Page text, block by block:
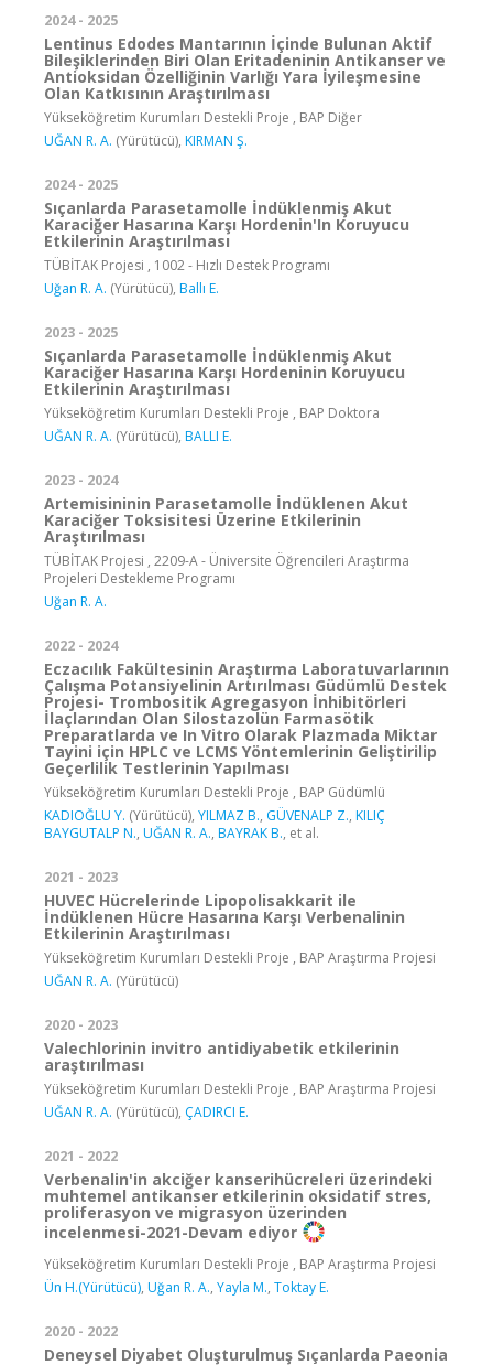
2024 - 2025
Lentinus Edodes Mantarının İçinde Bulunan Aktif
Bileşiklerinden Biri Olan Eritadeninin Antikanser ve
Antioksidan Özelliğinin Varlığı Yara İyileşmesine
Olan Katkısının Araştırılması
Yükseköğretim Kurumları Destekli Proje , BAP Diğer
UĞAN R. A. (Yürütücü), KIRMAN Ş.
2024 - 2025
Sıçanlarda Parasetamolle İndüklenmiş Akut
Karaciğer Hasarına Karşı Hordenin'In Koruyucu
Etkilerinin Araştırılması
TÜBİTAK Projesi , 1002 - Hızlı Destek Programı
Uğan R. A. (Yürütücü), Ballı E.
2023 - 2025
Sıçanlarda Parasetamolle İndüklenmiş Akut
Karaciğer Hasarına Karşı Hordeninin Koruyucu
Etkilerinin Araştırılması
Yükseköğretim Kurumları Destekli Proje , BAP Doktora
UĞAN R. A. (Yürütücü), BALLI E.
2023 - 2024
Artemisininin Parasetamolle İndüklenen Akut
Karaciğer Toksisitesi Üzerine Etkilerinin
Araştırılması
TÜBİTAK Projesi , 2209-A - Üniversite Öğrencileri Araştırma
Projeleri Destekleme Programı
Uğan R. A.
2022 - 2024
Eczacılık Fakültesinin Araştırma Laboratuvarlarının
Çalışma Potansiyelinin Artırılması Güdümlü Destek
Projesi- Trombositik Agregasyon İnhibitörleri
İlaçlarından Olan Silostazolün Farmasötik
Preparatlarda ve In Vitro Olarak Plazmada Miktar
Tayini için HPLC ve LCMS Yöntemlerinin Geliştirilip
Geçerlilik Testlerinin Yapılması
Yükseköğretim Kurumları Destekli Proje , BAP Güdümlü
KADIOĞLU Y. (Yürütücü), YILMAZ B., GÜVENALP Z., KILIÇ
BAYGUTALP N., UĞAN R. A., BAYRAK B., et al.
2021 - 2023
HUVEC Hücrelerinde Lipopolisakkarit ile
İndüklenen Hücre Hasarına Karşı Verbenalinin
Etkilerinin Araştırılması
Yükseköğretim Kurumları Destekli Proje , BAP Araştırma Projesi
UĞAN R. A. (Yürütücü)
2020 - 2023
Valechlorinin invitro antidiyabetik etkilerinin
araştırılması
Yükseköğretim Kurumları Destekli Proje , BAP Araştırma Projesi
UĞAN R. A. (Yürütücü), ÇADIRCI E.
2021 - 2022
Verbenalin'in akciğer kanserihücreleri üzerindeki
muhtemel antikanser etkilerinin oksidatif stres,
proliferasyon ve migrasyon üzerinden
incelenmesi-2021-Devam ediyor
Yükseköğretim Kurumları Destekli Proje , BAP Araştırma Projesi
Ün H.(Yürütücü), Uğan R. A., Yayla M., Toktay E.
2020 - 2022
Deneysel Diyabet Oluşturulmuş Sıçanlarda Paeonia